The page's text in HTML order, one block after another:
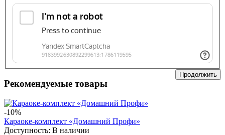
Продолжить
Рекомендуемые товары
-10%
Караоке-комплект «Домашний Профи»
Доступность: В наличии